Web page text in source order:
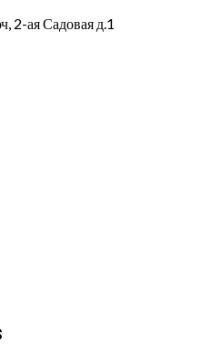
2-ая Садовая д.1